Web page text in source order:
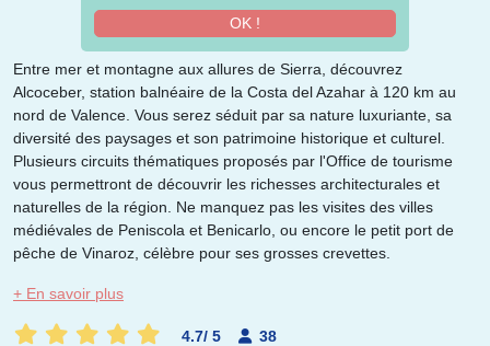
OK !
Entre mer et montagne aux allures de Sierra, découvrez
Alcoceber, station balnéaire de la Costa del Azahar à 120 km au
nord de Valence. Vous serez séduit par sa nature luxuriante, sa
diversité des paysages et son patrimoine historique et culturel.
Plusieurs circuits thématiques proposés par l'Office de tourisme
vous permettront de découvrir les richesses architecturales et
naturelles de la région. Ne manquez pas les visites des villes
médiévales de Peniscola et Benicarlo, ou encore le petit port de
pêche de Vinaroz, célèbre pour ses grosses crevettes.
+ En savoir plus
4.7/ 5 38